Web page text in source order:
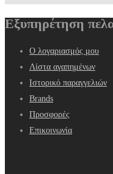
Εξυπηρέτηση
Ο λογαριασμός μου
Λίστα αγαπημένων
Ιστορικό παραγγελιών
Brands
Προσφορές
Επικοινωνία